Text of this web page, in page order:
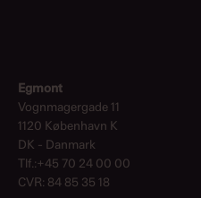
Egmont
Vognmagergade 11
1120 København K
DK - Danmark
Tlf.:+45 70 24 00 00
CVR: 84 85 35 18